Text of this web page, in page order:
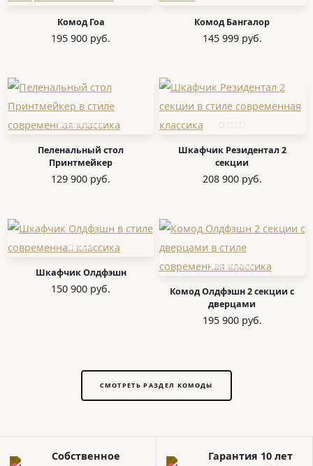
Комод Гоа
195 900 руб.
Комод Бангалор
145 999 руб.
Пеленальный стол
Принтмейкер
129 900 руб.
Шкафчик Резидентал 2
секции
208 900 руб.
Шкафчик Олдфэшн
150 900 руб.
Комод Олдфэшн 2 секции с
дверцами
195 900 руб.
СМОТРЕТЬ РАЗДЕЛ КОМОДЫ
Собственное
Гарантия 10 лет